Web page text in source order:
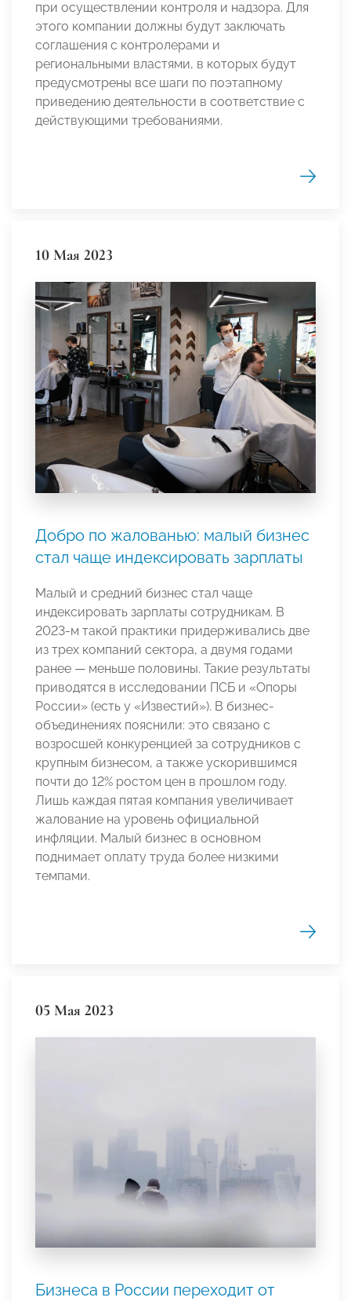
при осуществлении контроля и надзора. Для
этого компании должны будут заключать
соглашения с контролерами и
региональными властями, в которых будут
предусмотрены все шаги по поэтапному
приведению деятельности в соответствие с
действующими требованиями.
10 Мая 2023
Добро по жалованью: малый бизнес
стал чаще индексировать зарплаты
Малый и средний бизнес стал чаще
индексировать зарплаты сотрудникам. В
2023-м такой практики придерживались две
из трех компаний сектора, а двумя годами
ранее — меньше половины. Такие результаты
приводятся в исследовании ПСБ и «Опоры
России» (есть у «Известий»). В бизнес-
объединениях пояснили: это связано с
возросшей конкуренцией за сотрудников с
крупным бизнесом, а также ускорившимся
почти до 12% ростом цен в прошлом году.
Лишь каждая пятая компания увеличивает
жалование на уровень официальной
инфляции. Малый бизнес в основном
поднимает оплату труда более низкими
темпами.
05 Мая 2023
Бизнеса в России переходит от